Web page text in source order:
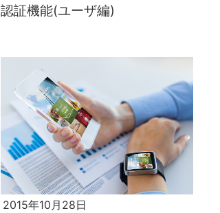
認証機能(ユーザ編)
2015年10月28日